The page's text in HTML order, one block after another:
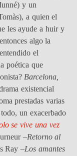
y un
a quien el
les ayude a huir y
algo la
el
poética que
Barcelona,
existencial
prestadas varias
un exacerbado
se vive una vez
–Retorno al
Ray –Los amantes